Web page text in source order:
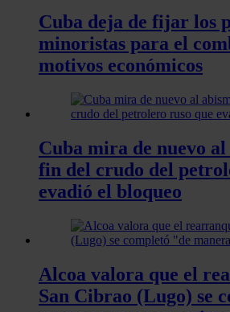
Cuba deja de fijar los
minoristas para el
motivos económicos
Cuba mira de nuevo al
fin del crudo del
evadió el bloqueo
Alcoa valora que el
San Cibrao (Lugo) se